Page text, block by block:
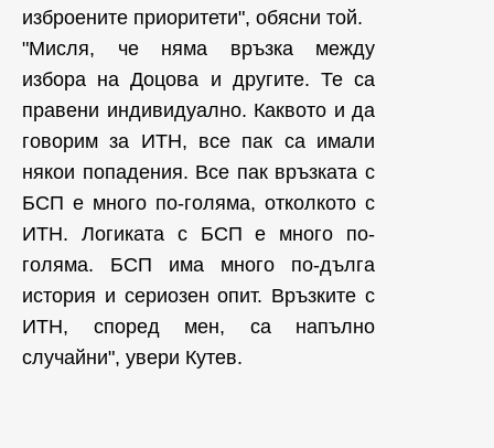
изброените приоритети", обясни той.
"Мисля, че няма връзка между
избора на Доцова и другите. Те са
правени индивидуално. Каквото и да
говорим за ИТН, все пак са имали
някои попадения. Все пак връзката с
БСП е много по-голяма, отколкото с
ИТН. Логиката с БСП е много по-
голяма. БСП има много по-дълга
история и сериозен опит. Връзките с
ИТН, според мен, са напълно
случайни", увери Кутев.